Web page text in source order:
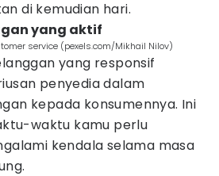
di kemudian hari.
yang aktif
service (pexels.com/Mikhail Nilov)
yang responsif
penyedia dalam
kepada konsumennya. Ini
waktu kamu perlu
kendala selama masa